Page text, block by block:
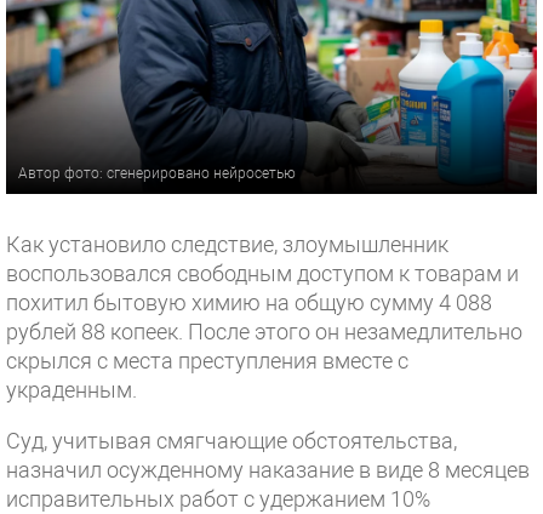
Автор фото: сгенерировано нейросетью
Как установило следствие, злоумышленник
воспользовался свободным доступом к товарам и
похитил бытовую химию на общую сумму 4 088
рублей 88 копеек. После этого он незамедлительно
скрылся с места преступления вместе с
украденным.
Суд, учитывая смягчающие обстоятельства,
назначил осужденному наказание в виде 8 месяцев
исправительных работ с удержанием 10%